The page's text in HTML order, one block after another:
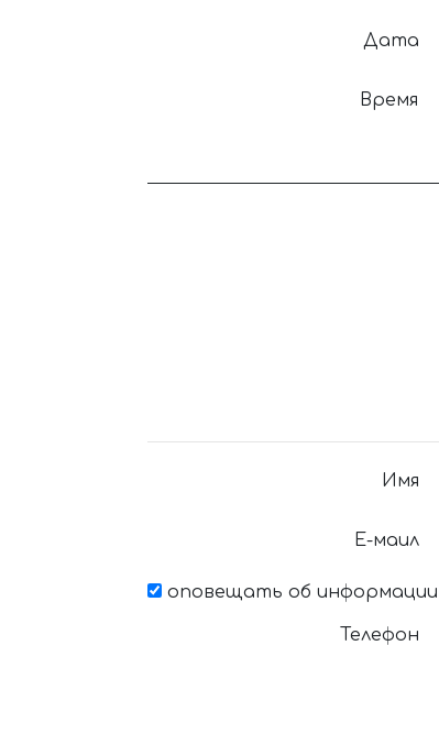
Дата
Время
Имя
Е-маил
оповещать об информации
Телефон